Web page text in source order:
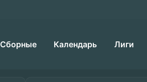
Сборные Календарь Лиги